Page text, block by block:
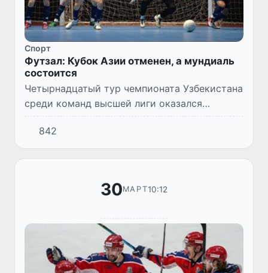
Спорт
Футзал: Кубок Азии отменен, а мундиаль
состоится
Четырнадцатый тур чемпионата Узбекистана
среди команд высшей лиги оказался
интересным. Вновь встретились
безусловные лидеры - АГМК и «Пахтакор».
Но главная интрига этого матча в др...
842
30МАРТ10:12